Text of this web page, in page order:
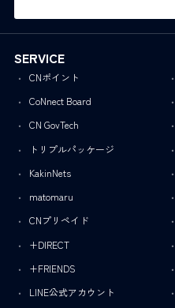
SERVICE
CNポイント
CoNnect Board
CN GovTech
トリプルパッケージ
KakinNets
matomaru
CNプリペイド
+DIRECT
+FRIENDS
LINE公式アカウント